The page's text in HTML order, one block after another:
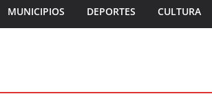
MUNICIPIOS DEPORTES CULTURA